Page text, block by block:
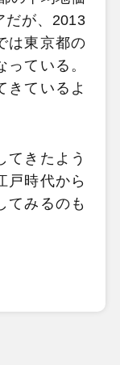
だが、2013
は東京都の
ている。
きているよ
てきたよう
戸時代から
てみるのも